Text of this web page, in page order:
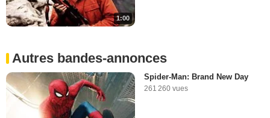
1:00
Autres bandes-annonces
Spider-Man: Brand New Day
261 260 vues